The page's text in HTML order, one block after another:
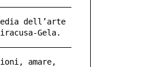
dell’arte
Gela.
amare,